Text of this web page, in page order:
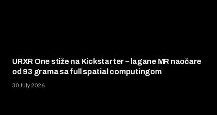
URXR One stiže na Kickstarter – lagane MR naočare
od 93 grama sa full spatial computingom
30 July 2026